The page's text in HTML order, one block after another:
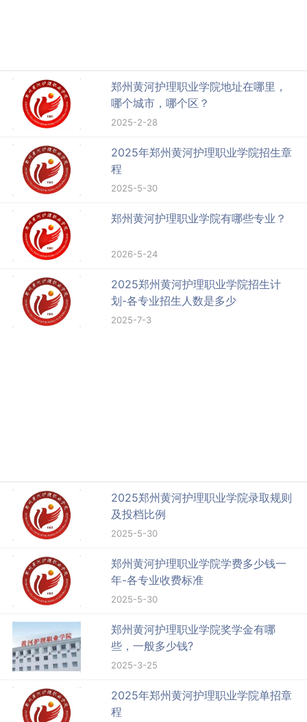
郑州黄河护理职业学院地址在哪里，
哪个城市，哪个区？
2025-2-28
2025年郑州黄河护理职业学院招生章
程
2025-5-30
郑州黄河护理职业学院有哪些专业？
2026-5-24
2025郑州黄河护理职业学院招生计
划-各专业招生人数是多少
2025-7-3
2025郑州黄河护理职业学院录取规则
及投档比例
2025-5-30
郑州黄河护理职业学院学费多少钱一
年-各专业收费标准
2025-5-30
郑州黄河护理职业学院奖学金有哪
些，一般多少钱?
2025-3-25
2025年郑州黄河护理职业学院单招章
程